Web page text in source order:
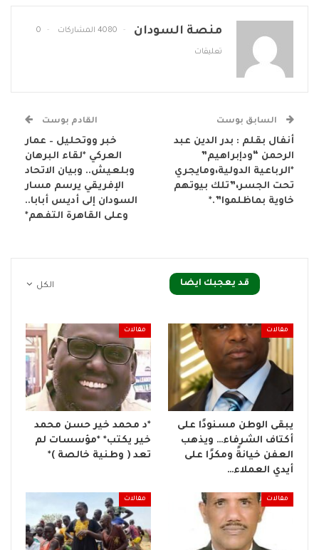
منصة السودان 4080 المشاركات 0
تعليقات
السابق بوست
أنفال بقلم : بدر الدين عبد
الرحمن “ودإبراهيم”
*الرباعية الدولية،ومايجري
تحت الجسر،”تلك بيوتهم
خاوية بماظلموا”.*
القادم بوست
خبر ووتحليل – عمار
العركي *لقاء البرهان
وبلعيش.. وبيان الاتحاد
الإفريقي يرسم مسار
السودان إلى أديس أبابا..
وعلى القاهرة التفهم*
الكل قد يعجبك ايضا
مقالات
يبقى الوطن مسنودًا على
أكتاف الشرفاء… ويذهب
العفن خيانةً ومكرًا على
أيدي العملاء…
مقالات
*د محمد خير حسن محمد
خير يكتب* *مؤسسات لم
تعد ( وطنية خالصة )*
مقالات مقالات